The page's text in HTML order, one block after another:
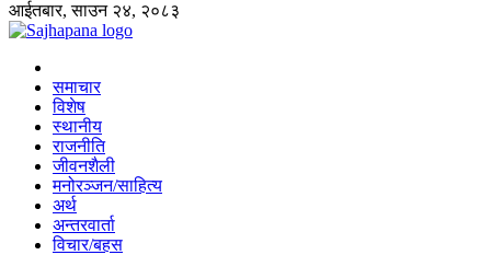
आईतबार, साउन २४, २०८३
समाचार
विशेष
स्थानीय
राजनीति
जीवनशैली
मनोरञ्जन/साहित्य
अर्थ
अन्तरवार्ता
विचार/बहस